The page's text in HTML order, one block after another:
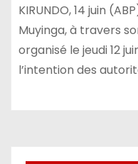
KIRUNDO, 14 juin
Muyinga, à travers
organisé le jeudi 12
l’intention des